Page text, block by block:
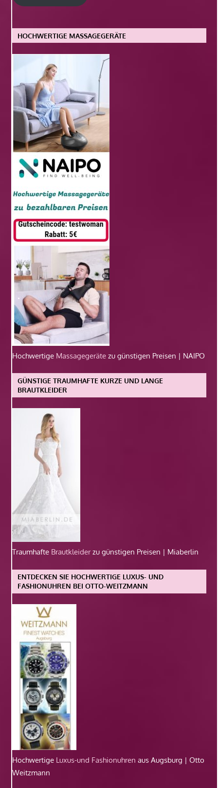
HOCHWERTIGE MASSAGEGERÄTE
Hochwertige Massagegeräte zu günstigen Preisen | NAIPO
GÜNSTIGE TRAUMHAFTE KURZE UND LANGE
BRAUTKLEIDER
Traumhafte Brautkleiderzu günstigen Preisen | Miaberlin
ENTDECKEN SIE HOCHWERTIGE LUXUS- UND
FASHIONUHREN BEI OTTO-WEITZMANN
Hochwertige Luxus-und Fashionuhren aus Augsburg | Otto
Weitzmann